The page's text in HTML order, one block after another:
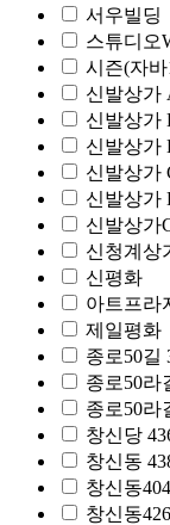
서우빌딩
스튜디오
시즌(자바
신발상가
신발상가
신발상가
신발상가
신발상가
신발상가
신청계상
신평화
아트프라
제일평화
종로50길
종로50라
종로50라
창신당
창신동
창신동
창신동